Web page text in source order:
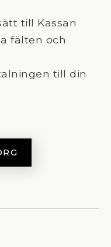
till Kassan
fälten och
till din